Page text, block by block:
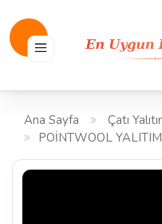
Ana Sayfa
Çatı
POİNTWOOL